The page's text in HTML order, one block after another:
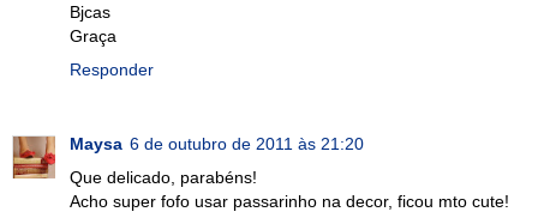
Bjcas
Graça
Responder
Maysa 6 de outubro de 2011 às 21:20
Que delicado, parabéns!
Acho super fofo usar passarinho na decor, ficou mto cute!